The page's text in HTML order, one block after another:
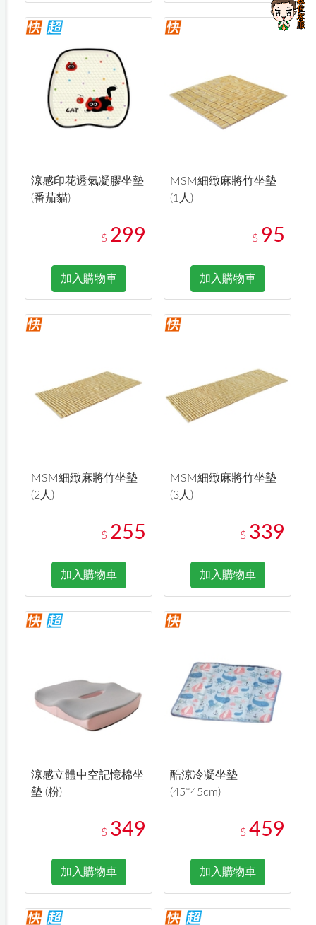
涼感印花透氣凝膠坐墊
(番茄貓)
$ 299
加入購物車
MSM細緻麻將竹坐墊
(1人)
$ 95
加入購物車
MSM細緻麻將竹坐墊
(2人)
$ 255
加入購物車
MSM細緻麻將竹坐墊
(3人)
$ 339
加入購物車
涼感立體中空記憶棉坐
墊 (粉)
$ 349
加入購物車
酷涼冷凝坐墊
(45*45cm)
$ 459
加入購物車